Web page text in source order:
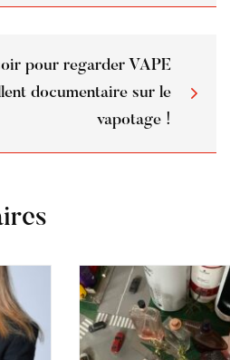
pour regarder VAPE
documentaire sur le
vapotage !